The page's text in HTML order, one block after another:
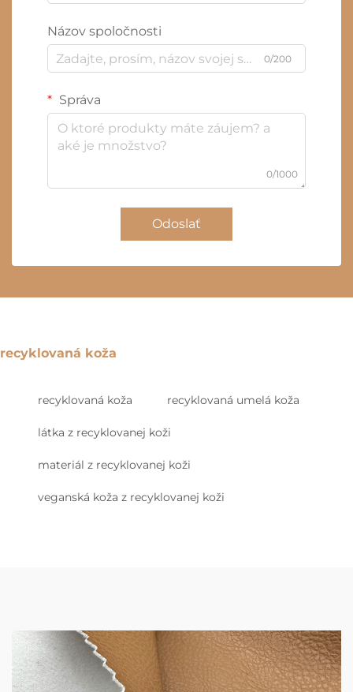
Názov spoločnosti
0/200
Správa
0/1000
Odoslať
recyklovaná koža
recyklovaná koža recyklovaná umelá koža
látka z recyklovanej koži
materiál z recyklovanej koži
veganská koža z recyklovanej koži